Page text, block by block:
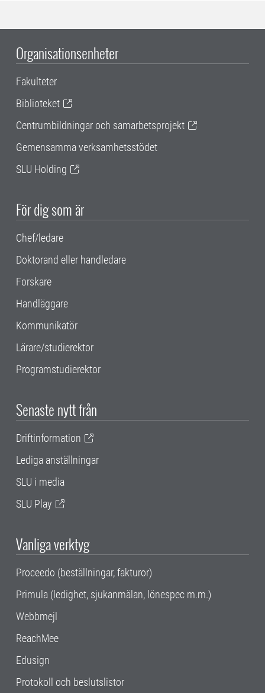
Organisationsenheter
Fakulteter
Biblioteket
Centrumbildningar och samarbetsprojekt
Gemensamma verksamhetsstödet
SLU Holding
För dig som är
Chef/ledare
Doktorand eller handledare
Forskare
Handläggare
Kommunikatör
Lärare/studierektor
Programstudierektor
Senaste nytt från
Driftinformation
Lediga anställningar
SLU i media
SLU Play
Vanliga verktyg
Proceedo (beställningar, fakturor)
Primula (ledighet, sjukanmälan, lönespec m.m.)
Webbmejl
ReachMee
Edusign
Protokoll och beslutslistor